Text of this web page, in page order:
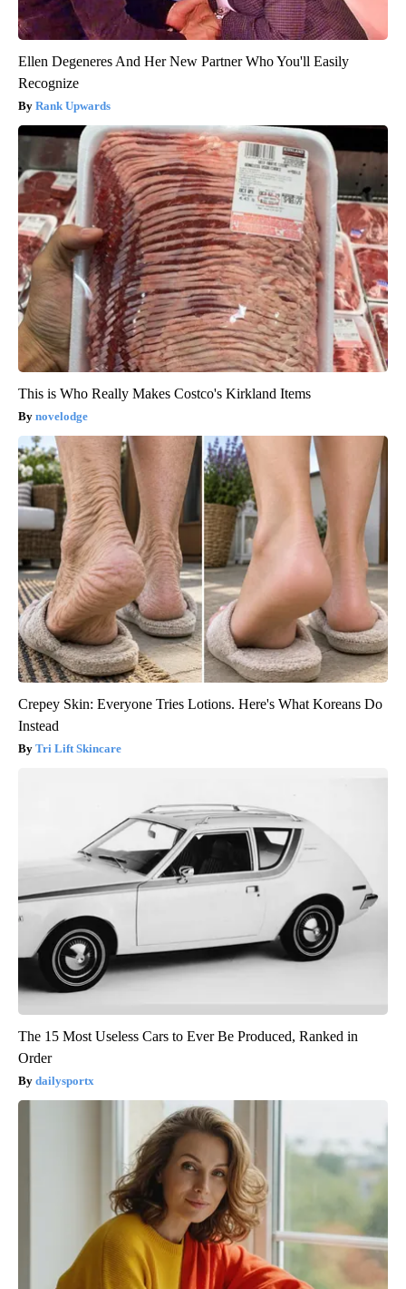
Ellen Degeneres And Her New Partner Who You'll Easily
Recognize
Rank Upwards
This is Who Really Makes Costco's Kirkland Items
novelodge
Crepey Skin: Everyone Tries Lotions. Here's What Koreans Do
Instead
Tri Lift Skincare
The 15 Most Useless Cars to Ever Be Produced, Ranked in
Order
dailysportx